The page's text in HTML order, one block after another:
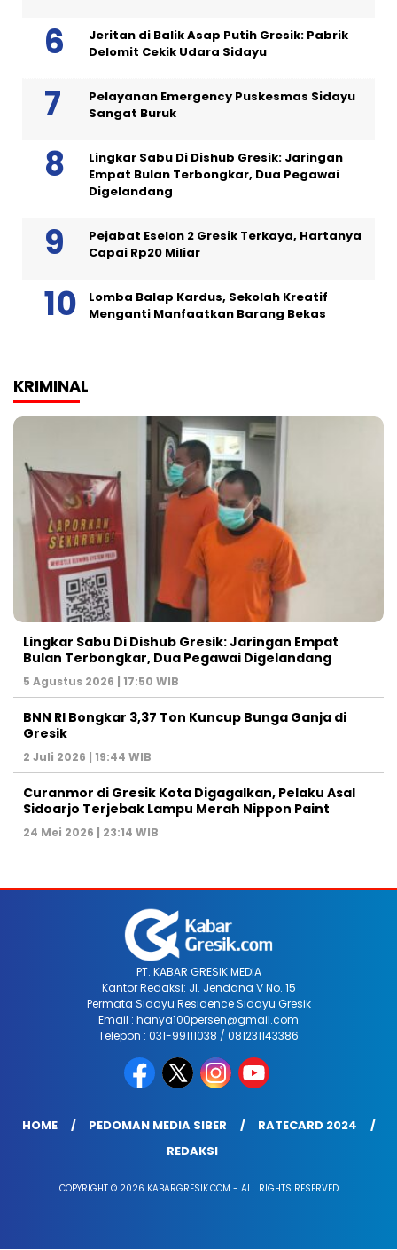
Jeritan di Balik Asap Putih Gresik: Pabrik
Delomit Cekik Udara Sidayu
Pelayanan Emergency Puskesmas Sidayu
Sangat Buruk
Lingkar Sabu Di Dishub Gresik: Jaringan
Empat Bulan Terbongkar, Dua Pegawai
Digelandang
Pejabat Eselon 2 Gresik Terkaya, Hartanya
Capai Rp20 Miliar
Lomba Balap Kardus, Sekolah Kreatif
Menganti Manfaatkan Barang Bekas
KRIMINAL
Lingkar Sabu Di Dishub Gresik: Jaringan Empat
Bulan Terbongkar, Dua Pegawai Digelandang
5 Agustus 2026 | 17:50 WIB
BNN RI Bongkar 3,37 Ton Kuncup Bunga Ganja di
Gresik
2 Juli 2026 | 19:44 WIB
Curanmor di Gresik Kota Digagalkan, Pelaku Asal
Sidoarjo Terjebak Lampu Merah Nippon Paint
24 Mei 2026 | 23:14 WIB
PT. KABAR GRESIK MEDIA
Kantor Redaksi: Jl. Jendana V No. 15
Permata Sidayu Residence Sidayu Gresik
Email : hanya100persen@gmail.com
Telepon : 031-99111038 / 081231143386
HOME PEDOMAN MEDIA SIBER
RATECARD 2024
REDAKSI
COPYRIGHT © 2026 KABARGRESIK.COM - ALL RIGHTS RESERVED